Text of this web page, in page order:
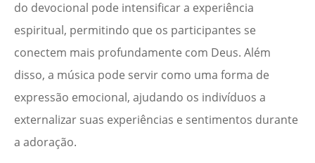
do devocional pode intensificar a experiência
espiritual, permitindo que os participantes se
conectem mais profundamente com Deus. Além
disso, a música pode servir como uma forma de
expressão emocional, ajudando os indivíduos a
externalizar suas experiências e sentimentos durante
a adoração.